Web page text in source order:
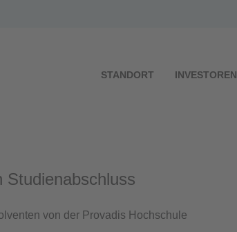
STANDORT INVESTOREN
Studienabschluss
von der Provadis Hochschule